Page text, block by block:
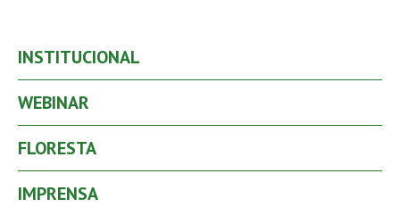
INSTITUCIONAL
WEBINAR
FLORESTA
IMPRENSA